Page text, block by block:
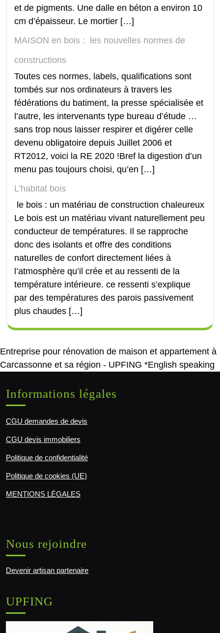
et de pigments. Une dalle en béton a environ 10
cm d’épaisseur. Le mortier […]
MAISON en bois : les nouvelles normes de
constructions
Toutes ces normes, labels, qualifications sont
tombés sur nos ordinateurs à travers les
fédérations du batiment, la presse spécialisée et
l’autre, les intervenants type bureau d’étude …
sans trop nous laisser respirer et digérer celle
devenu obligatoire depuis Juillet 2006 et
RT2012, voici la RE 2020 !Bref la digestion d’un
menu pas toujours choisi, qu’en […]
L’habitat bois
le bois : un matériau de construction chaleureux
Le bois est un matériau vivant naturellement peu
conducteur de températures. Il se rapproche
donc des isolants et offre des conditions
naturelles de confort directement liées à
l’atmosphère qu’il crée et au ressenti de la
température intérieure. ce ressenti s’explique
par des températures des parois passivement
plus chaudes […]
Entreprise pour rénovation de maison et appartement à
Carcassonne et sa région - UPFING *English speaking
Informations légales
CGU demandes de devis
CGU devis immobiliers
Politique de confidentialité
Politique de cookies (UE)
MENTIONS LÉGALES
Nous rejoindre
Devenir artisan partenaire
UPFING